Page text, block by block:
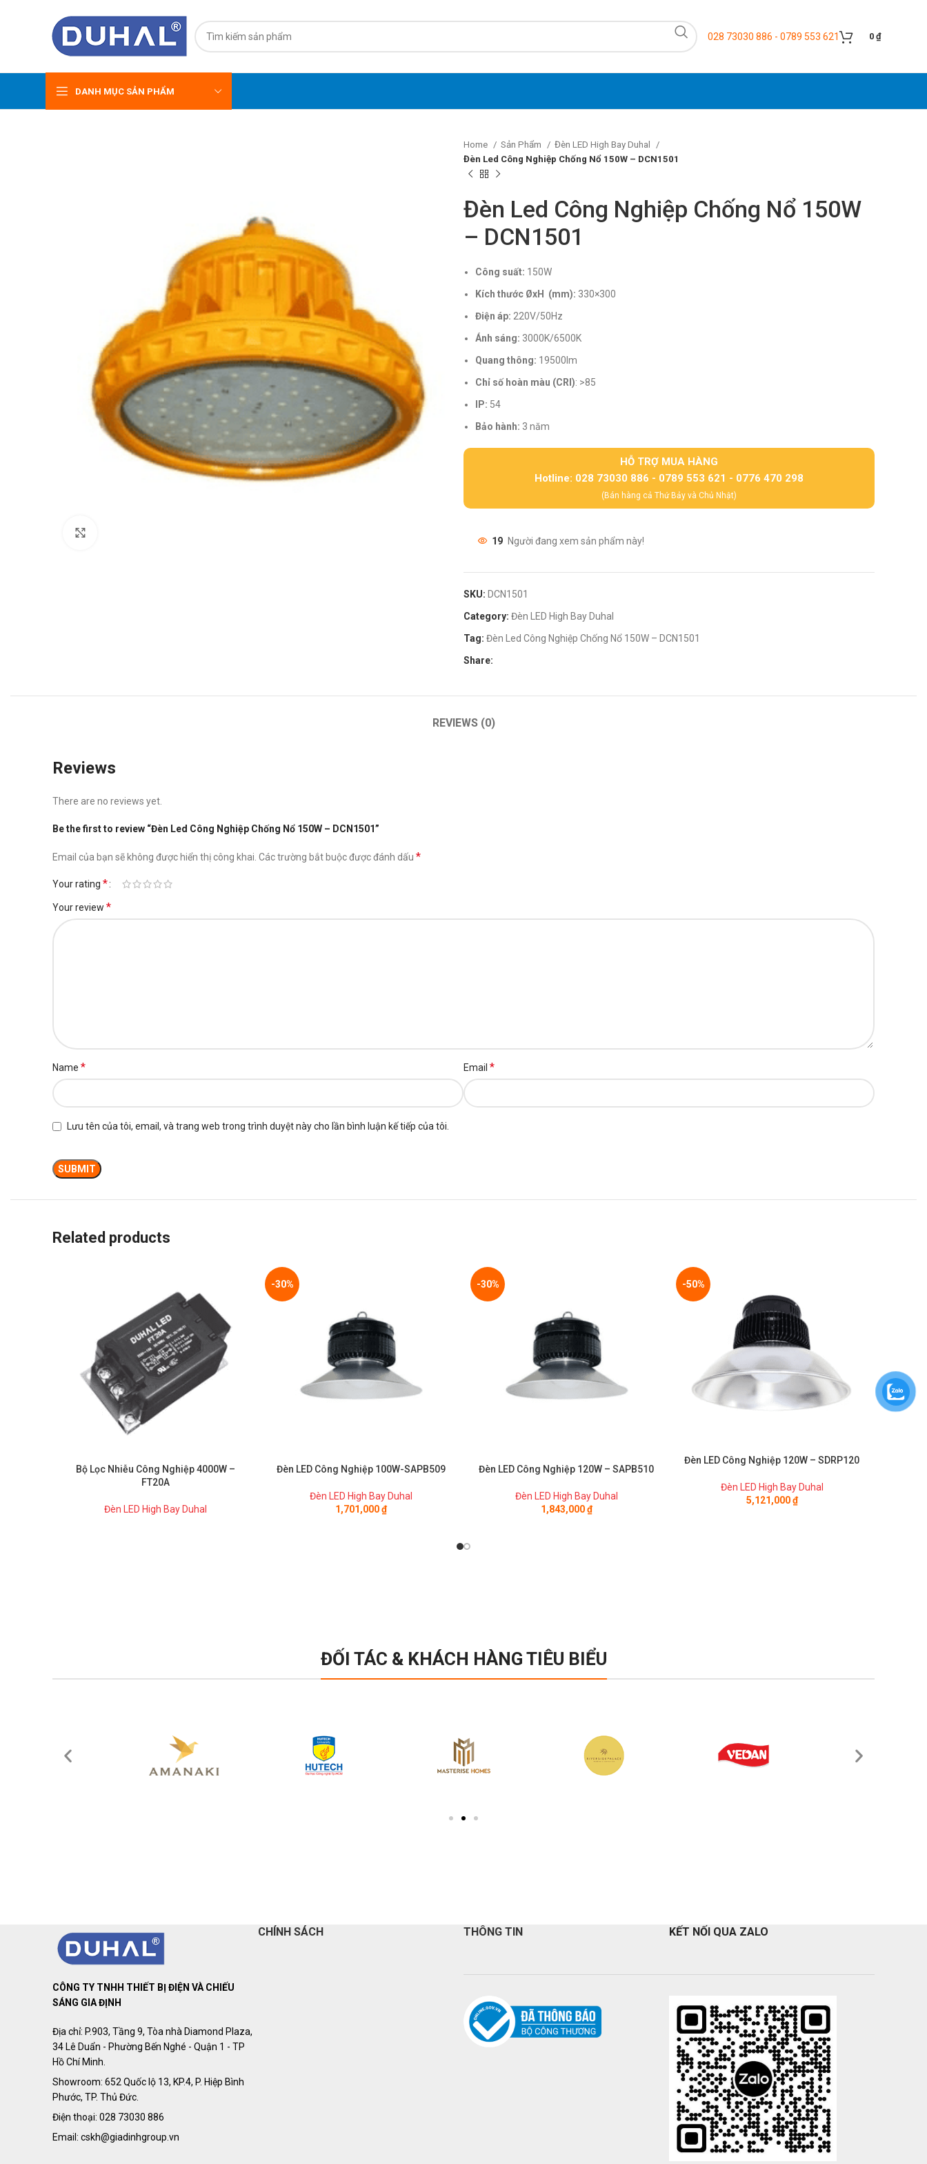
028 73030 886 - 0789 553 621 0 ₫
DANH MỤC SẢN PHẨM
Home Sản Phẩm
Đèn LED High Bay Duhal
Đèn Led Công Nghiệp Chống Nổ 150W – DCN1501
Đèn Led Công Nghiệp Chống Nổ 150W
– DCN1501
Công suất: 150W
Kích thước ØxH (mm): 330×300
Điện áp: 220V/50Hz
Ánh sáng: 3000K/6500K
Quang thông: 19500lm
Chỉ số hoàn màu (CRI): >85
IP: 54
Bảo hành: 3 năm
HỖ TRỢ MUA HÀNG
Hotline: 028 73030 886 - 0789 553 621 - 0776 470 298
(Bán hàng cả Thứ Bảy và Chủ Nhật)
19 Người đang xem sản phẩm này!
SKU: DCN1501
Category: Đèn LED High Bay Duhal
Tag: Đèn Led Công Nghiệp Chống Nổ 150W – DCN1501
Share:
REVIEWS (0)
Reviews
There are no reviews yet.
Be the first to review “Đèn Led Công Nghiệp Chống Nổ 150W – DCN1501”
Email của bạn sẽ không được hiển thị công khai. Các trường bắt buộc được đánh dấu *
Your rating *
Your review *
Name * Email *
Lưu tên của tôi, email, và trang web trong trình duyệt này cho lần bình luận kế tiếp của tôi.
Related products
Bộ Lọc Nhiễu Công Nghiệp 4000W –
FT20A
Đèn LED High Bay Duhal
-30%
Đèn LED Công Nghiệp 100W-SAPB509
Đèn LED High Bay Duhal
1,701,000₫
-30%
Đèn LED Công Nghiệp 120W – SAPB510
Đèn LED High Bay Duhal
1,843,000₫
-50%
Đèn LED Công Nghiệp 120W – SDRP120
Đèn LED High Bay Duhal
5,121,000₫
ĐỐI TÁC & KHÁCH HÀNG TIÊU BIỂU
CÔNG TY TNHH THIẾT BỊ ĐIỆN VÀ CHIẾU
SÁNG GIA ĐỊNH
Địa chỉ: P.903, Tầng 9, Tòa nhà Diamond Plaza,
34 Lê Duẩn - Phường Bến Nghé - Quận 1 - TP
Hồ Chí Minh.
Showroom: 652 Quốc lộ 13, KP.4, P. Hiệp Bình
Phước, TP. Thủ Đức.
Điện thoại: 028 73030 886
Email: cskh@giadinhgroup.vn
CHÍNH SÁCH THÔNG TIN KẾT NỐI QUA ZALO